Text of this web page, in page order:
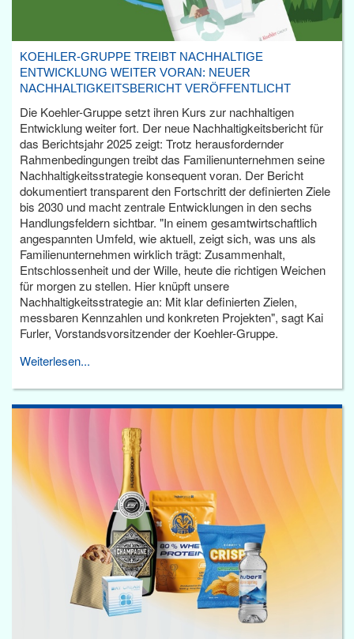
KOEHLER-GRUPPE TREIBT NACHHALTIGE
ENTWICKLUNG WEITER VORAN: NEUER
NACHHALTIGKEITSBERICHT VERÖFFENTLICHT
Die Koehler-Gruppe setzt ihren Kurs zur nachhaltigen
Entwicklung weiter fort. Der neue Nachhaltigkeitsbericht für
das Berichtsjahr 2025 zeigt: Trotz herausfordernder
Rahmenbedingungen treibt das Familienunternehmen seine
Nachhaltigkeitsstrategie konsequent voran. Der Bericht
dokumentiert transparent den Fortschritt der definierten Ziele
bis 2030 und macht zentrale Entwicklungen in den sechs
Handlungsfeldern sichtbar. "In einem gesamtwirtschaftlich
angespannten Umfeld, wie aktuell, zeigt sich, was uns als
Familienunternehmen wirklich trägt: Zusammenhalt,
Entschlossenheit und der Wille, heute die richtigen Weichen
für morgen zu stellen. Hier knüpft unsere
Nachhaltigkeitsstrategie an: Mit klar definierten Zielen,
messbaren Kennzahlen und konkreten Projekten", sagt Kai
Furler, Vorstandsvorsitzender der Koehler-Gruppe.
Weiterlesen...